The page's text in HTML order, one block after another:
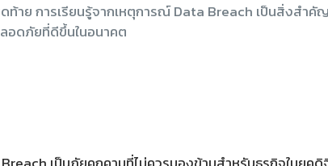
ท้าย การเรียนรู้จากเหตุการณ์ Data Breach เป็นสิ่งสำ
อดภัยที่ดีขึ้นในอนาคต